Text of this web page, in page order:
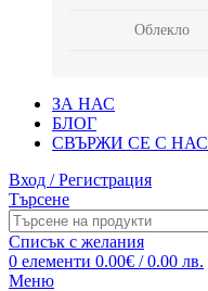
Облекло
ЗА НАС
БЛОГ
СВЪРЖИ СЕ С НАС
Вход / Регистрация
Търсене
Списък с желания
0 елементи 0.00€ / 0.00 лв.
Меню